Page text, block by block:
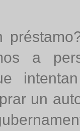
a
un